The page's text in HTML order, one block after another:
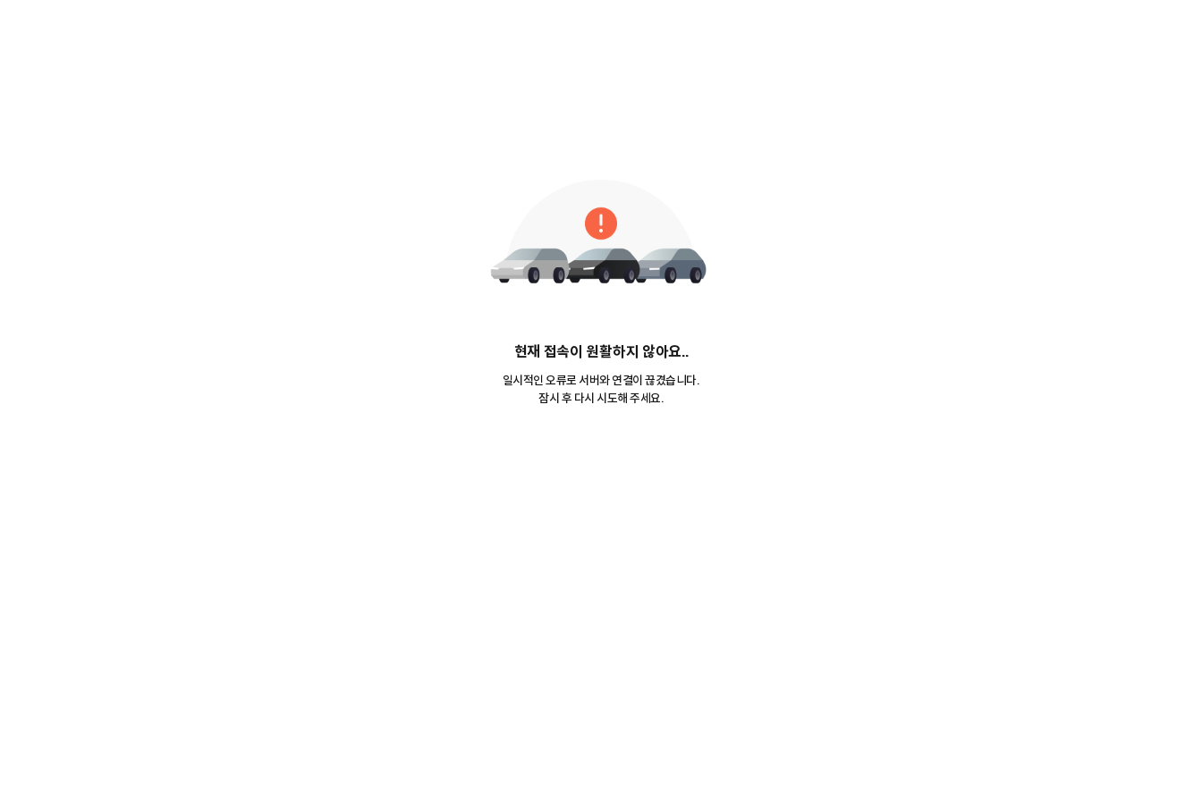
현재 접속이 원활하지 않아요..
일시적인 오류로 서버와 연결이 끊겼습니다.
잠시 후 다시 시도해 주세요.